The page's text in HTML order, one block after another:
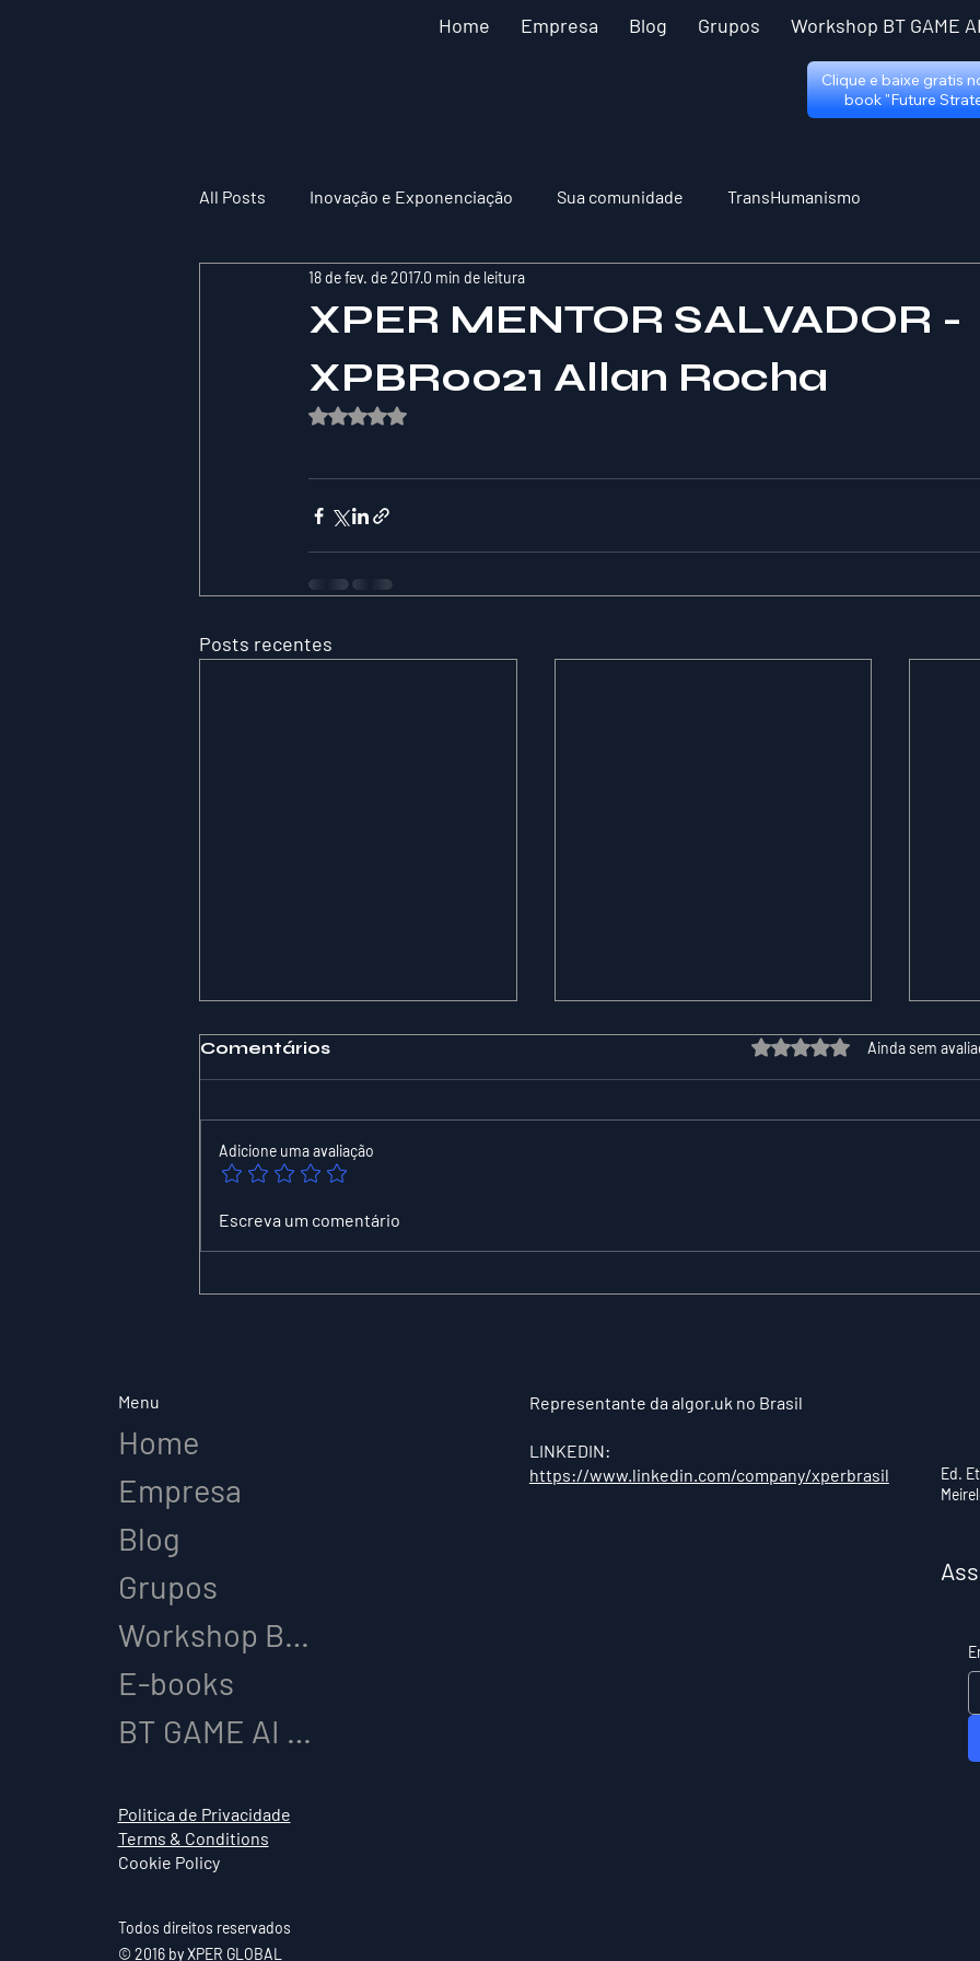
Home Empresa Blog Grupos Workshop BT GAME AI
Clique e baixe gratis
book "Future
All Posts Inovação e Exponenciação Sua comunidade TransHumanismo
XPER MENTOR SALVADOR -
XPBR0021 Allan Rocha
18 de fev. de 20170 min de leitura
Avaliado com NaN de 5 estrelas.
Posts recentes
O que é um agente de
próxima onda de
Comentários Avaliado com 0 de 5 estrelas.
Ainda sem
Adicione uma avaliação
Escreva um comentário
Menu
Home
Empresa
Blog
Grupos
Workshop BT GAME AI
E-books
BT GAME AI & LICENCIAMENTO
Politica de Privacidade
Terms & Conditions
Cookie Policy
Representante da algor.uk no Brasil
LINKEDIN:
https://www.linkedin.com/company/xperbrasil
Ed.
Todos direitos reservados
© 2016 by XPER GLOBAL